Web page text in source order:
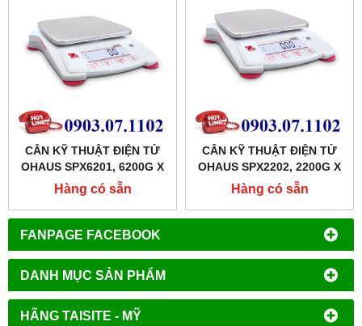
FANPAGE FACEBOOK
DANH MỤC SẢN PHẨM
HÃNG TAISITE - MỸ
CÂN KỸ THUẬT ĐIỆN TỬ
OHAUS SPX6201, 6200G X
0.1G
Hàng có sẵn
CÂN KỸ THUẬT ĐIỆN TỬ
OHAUS SPX2202, 2200G X
0.01G
Hàng có sẵn